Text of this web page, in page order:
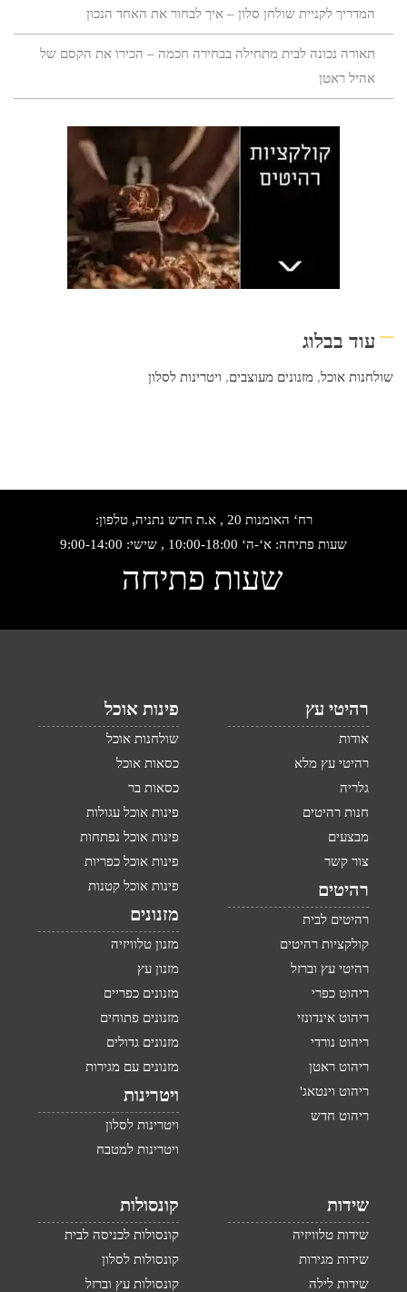
המדריך לקניית שולחן סלון – איך לבחור את האחד הנכון
תאורה נכונה לבית מתחילה בבחירה חכמה – הכירו את הקסם של
אהיל ראטן
עוד בבלוג
שולחנות אוכל, מזנונים מעוצבים, ויטרינות לסלון
רח‘ האומנות 20 , א.ת חדש נתניה, טלפון:
שעות פתיחה: א‘-ה‘ 10:00-18:00 , שישי: 9:00-14:00
שעות פתיחה
רהיטי עץ
אודות
רהיטי עץ מלא
גלריה
חנות רהיטים
מבצעים
צור קשר
רהיטים
רהיטים לבית
קולקציות רהיטים
רהיטי עץ וברזל
ריהוט כפרי
ריהוט אינדונזי
ריהוט נורדי
ריהוט ראטן
ריהוט וינטאג'
ריהוט חדש
פינות אוכל
שולחנות אוכל
כסאות אוכל
כסאות בר
פינות אוכל עגולות
פינות אוכל נפתחות
פינות אוכל כפריות
פינות אוכל קטנות
מזנונים
מזנון טלוויזיה
מזנון עץ
מזנונים כפריים
מזנונים פתוחים
מזנונים גדולים
מזנונים עם מגירות
ויטרינות
ויטרינות לסלון
ויטרינות למטבח
שידות
שידות טלוויזיה
שידות מגירות
שידות לילה
קונסולות
קונסולות לכניסה לבית
קונסולות לסלון
קונסולות עץ וברזל